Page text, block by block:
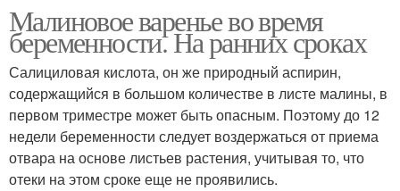
Малиновое варенье во время
беременности. На ранних сроках
Салициловая кислота, он же природный аспирин,
содержащийся в большом количестве в листе малины, в
первом триместре может быть опасным. Поэтому до 12
недели беременности следует воздержаться от приема
отвара на основе листьев растения, учитывая то, что
отеки на этом сроке еще не проявились.